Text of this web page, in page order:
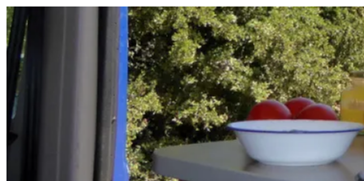
Zum
Inhalt
springen